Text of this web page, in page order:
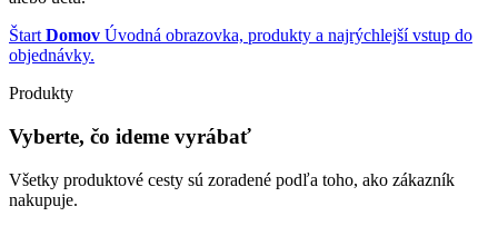
Štart Domov Úvodná obrazovka, produkty a najrýchlejší vstup do
objednávky.
Produkty
Vyberte, čo ideme vyrábať
Všetky produktové cesty sú zoradené podľa toho, ako zákazník
nakupuje.